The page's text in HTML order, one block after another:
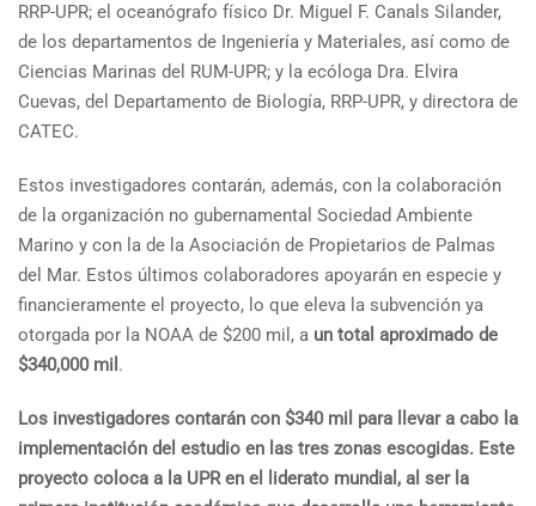
RRP-UPR; el oceanógrafo físico Dr. Miguel F. Canals Silander,
de los departamentos de Ingeniería y Materiales, así como de
Ciencias Marinas del RUM-UPR; y la ecóloga Dra. Elvira
Cuevas, del Departamento de Biología, RRP-UPR, y directora de
CATEC.
Estos investigadores contarán, además, con la colaboración
de la organización no gubernamental Sociedad Ambiente
Marino y con la de la Asociación de Propietarios de Palmas
del Mar. Estos últimos colaboradores apoyarán en especie y
financieramente el proyecto, lo que eleva la subvención ya
otorgada por la NOAA de $200 mil, a un total aproximado de
$340,000 mil .
Los investigadores contarán con $340 mil para llevar a cabo la
implementación del estudio en las tres zonas escogidas. Este
proyecto coloca a la UPR en el liderato mundial, al ser la